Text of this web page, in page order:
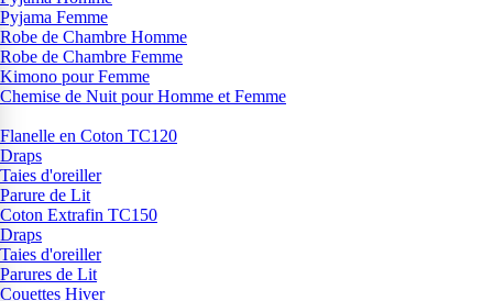
Pyjama Femme
Robe de Chambre Homme
Robe de Chambre Femme
Kimono pour Femme
Chemise de Nuit pour Homme et Femme
Flanelle en Coton TC120
Draps
Taies d'oreiller
Parure de Lit
Coton Extrafin TC150
Draps
Taies d'oreiller
Parures de Lit
Couettes Hiver